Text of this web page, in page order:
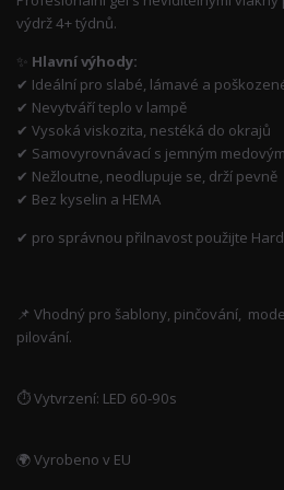
výdrž 4+ týdnů.
✨ Hlavní výhody:
✔ Ideální pro slabé, lámavé a
✔ Nevytváří teplo v lampě
✔ Vysoká viskozita, nestéká do okrajů
✔ Samovyrovnávací s jemným
✔ Nežloutne, neodlupuje se, drží pevně
✔ Bez kyselin a HEMA
✔ pro správnou přilnavost použijte
📌 Vhodný pro šablony, pinčování,
pilování.
⏱ Vytvrzení: LED 60-90s
🌍 Vyrobeno v EU